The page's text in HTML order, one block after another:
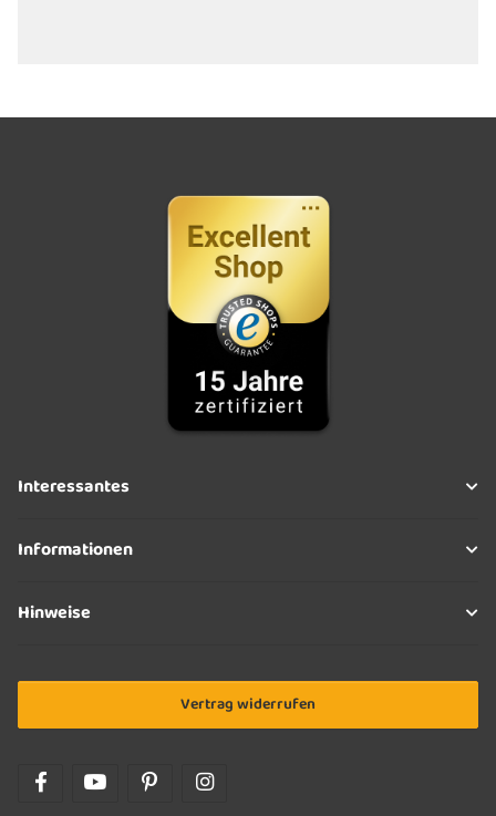
Interessantes
Informationen
Hinweise
Vertrag widerrufen